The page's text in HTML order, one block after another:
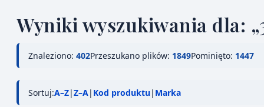
Wyniki wyszukiwania dla:
Znaleziono: 402Przeszukano plików: 1849Pominięto: 1447
Sortuj:A–Z|Z–A| Kod produktu| Marka